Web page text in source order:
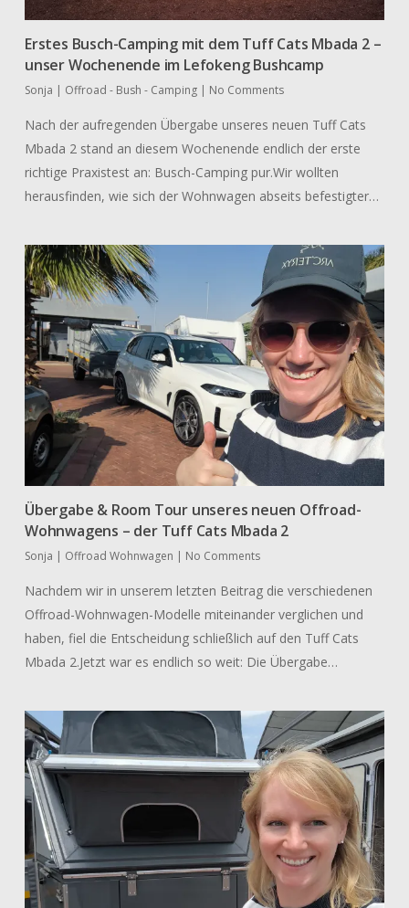
Erstes Busch-Camping mit dem Tuff Cats Mbada 2 –
unser Wochenende im Lefokeng Bushcamp
Sonja | Offroad - Bush - Camping | No Comments
Nach der aufregenden Übergabe unseres neuen Tuff Cats
Mbada 2 stand an diesem Wochenende endlich der erste
richtige Praxistest an: Busch-Camping pur.Wir wollten
herausfinden, wie sich der Wohnwagen abseits befestigter…
Übergabe & Room Tour unseres neuen Offroad-
Wohnwagens – der Tuff Cats Mbada 2
Sonja | Offroad Wohnwagen | No Comments
Nachdem wir in unserem letzten Beitrag die verschiedenen
Offroad-Wohnwagen-Modelle miteinander verglichen und
haben, fiel die Entscheidung schließlich auf den Tuff Cats
Mbada 2.Jetzt war es endlich so weit: Die Übergabe…